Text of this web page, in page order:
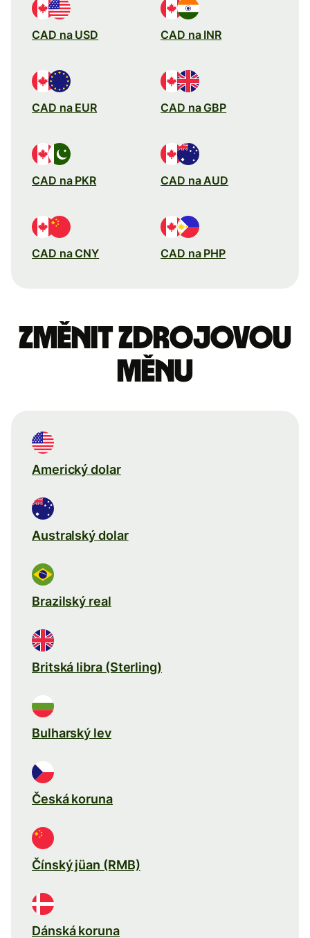
CAD na USD CAD na INR
CAD na EUR CAD na GBP
CAD na PKR CAD na AUD
CAD na CNY CAD na PHP
Změnit zdrojovou
měnu
Americký dolar
Australský dolar
Brazilský real
Britská libra (Sterling)
Bulharský lev
Česká koruna
Čínský jüan (RMB)
Dánská koruna